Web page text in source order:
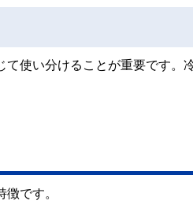
て使い分けることが重要です。
です。